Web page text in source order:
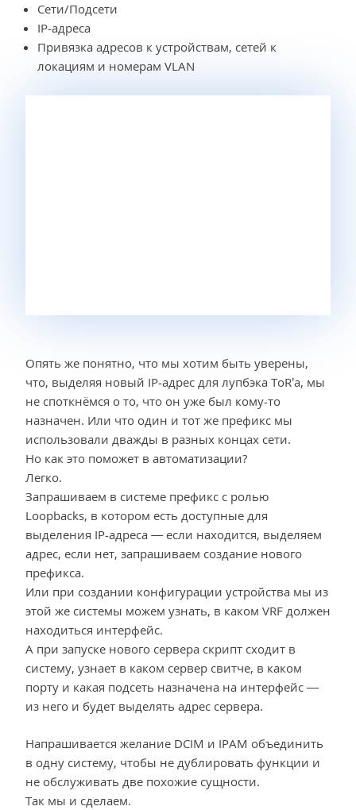
Сети/Подсети
IP-адреса
Привязка адресов к устройствам, сетей к
локациям и номерам VLAN
Опять же понятно, что мы хотим быть уверены,
что, выделяя новый IP-адрес для лупбэка ToR’а, мы
не споткнёмся о то, что он уже был кому-то
назначен. Или что один и тот же префикс мы
использовали дважды в разных концах сети.
Но как это поможет в автоматизации?
Легко.
Запрашиваем в системе префикс с ролью
Loopbacks, в котором есть доступные для
выделения IP-адреса — если находится, выделяем
адрес, если нет, запрашиваем создание нового
префикса.
Или при создании конфигурации устройства мы из
этой же системы можем узнать, в каком VRF должен
находиться интерфейс.
А при запуске нового сервера скрипт сходит в
систему, узнает в каком сервер свитче, в каком
порту и какая подсеть назначена на интерфейс —
из него и будет выделять адрес сервера.
Напрашивается желание DCIM и IPAM объединить
в одну систему, чтобы не дублировать функции и
не обслуживать две похожие сущности.
Так мы и сделаем.